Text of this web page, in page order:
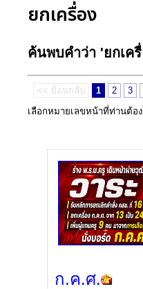
ยกเครื่อง
ค้นพบคำว่า 'ยกเค
<< ย้อนกลับ 1 2 3
เลือกหมายเลขหน้าที่ท่านต้อ
ก.ค.ศ.